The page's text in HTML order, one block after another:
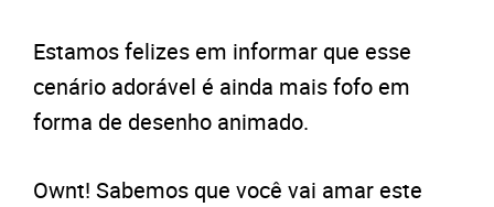
Estamos felizes em informar que esse
cenário adorável é ainda mais fofo em
forma de desenho animado.
Ownt! Sabemos que você vai amar este